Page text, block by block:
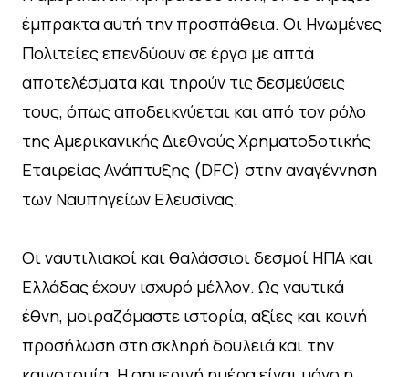
έμπρακτα αυτή την προσπάθεια. Οι Ηνωμένες
Πολιτείες επενδύουν σε έργα με απτά
αποτελέσματα και τηρούν τις δεσμεύσεις
τους, όπως αποδεικνύεται και από τον ρόλο
της Αμερικανικής Διεθνούς Χρηματοδοτικής
Εταιρείας Ανάπτυξης (DFC) στην αναγέννηση
των Ναυπηγείων Ελευσίνας.
Οι ναυτιλιακοί και θαλάσσιοι δεσμοί ΗΠΑ και
Ελλάδας έχουν ισχυρό μέλλον. Ως ναυτικά
έθνη, μοιραζόμαστε ιστορία, αξίες και κοινή
προσήλωση στη σκληρή δουλειά και την